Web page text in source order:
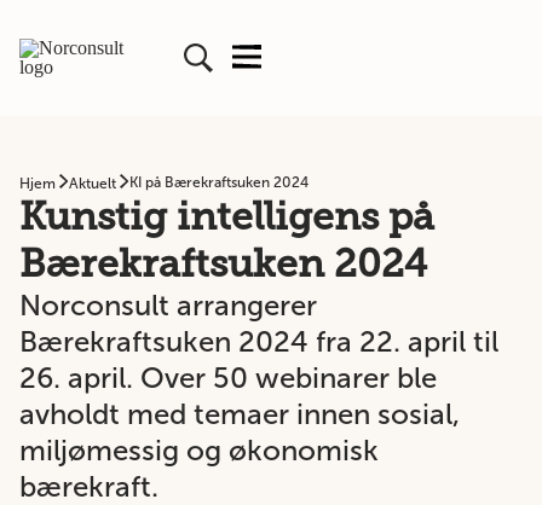
Hjem Aktuelt KI på Bærekraftsuken 2024
Kunstig intelligens på
Bærekraftsuken 2024
Norconsult arrangerer
Bærekraftsuken 2024 fra 22. april til
26. april. Over 50 webinarer ble
avholdt med temaer innen sosial,
miljømessig og økonomisk
bærekraft.